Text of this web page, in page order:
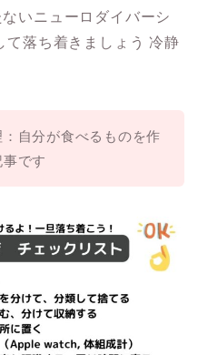
いニューロダイバーシ
て落ち着きましょう 冷静
自分が食べるものを作
です